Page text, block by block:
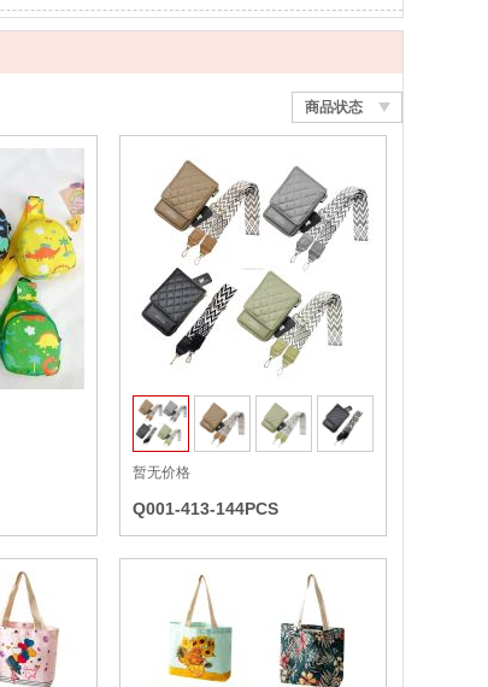
商品状态
收藏
暂无价格
Q001-413-144PCS